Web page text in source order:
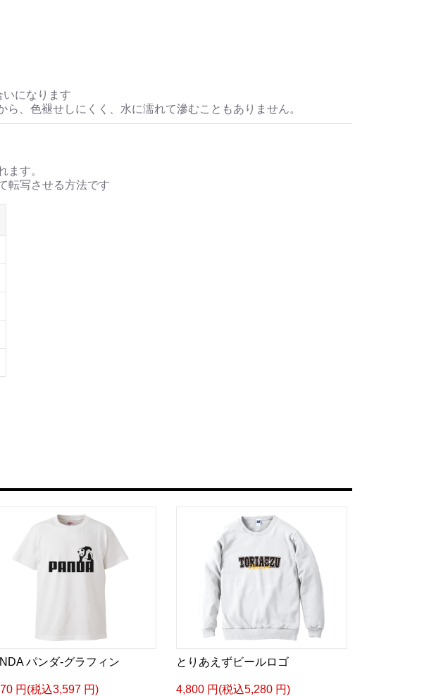
になります
、色褪せしにくく、水に濡れて滲むこともありません。
ます。
転写させる方法です
パンダ-グラフィン
円(税込3,597 円)
とりあえずビールロゴ
4,800 円(税込5,280 円)